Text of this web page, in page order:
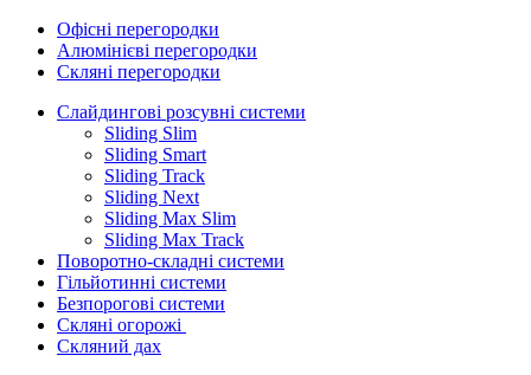
Офісні перегородки
Алюмінієві перегородки
Скляні перегородки
Слайдингові розсувні системи
Sliding Slim
Sliding Smart
Sliding Track
Sliding Next
Sliding Max Slim
Sliding Max Track
Поворотно-складні системи
Гільйотинні системи
Безпорогові системи
Скляні огорожі
Скляний дах